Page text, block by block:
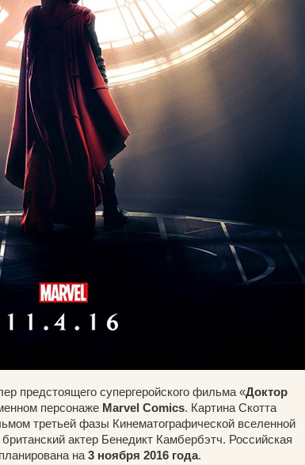
предстоящего супергеройского фильма «Доктор
персонаже Marvel Comics. Картина Скотта
третьей фазы Кинематографической вселенной
актер Бенедикт Камбербэтч. Российская
на 3 ноября 2016 года.